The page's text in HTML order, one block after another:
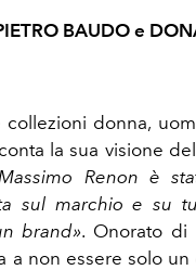
BAUDO e
donna,
la sua visione
Renon è
sul marchio e su
brand». Onorato di
a non essere solo